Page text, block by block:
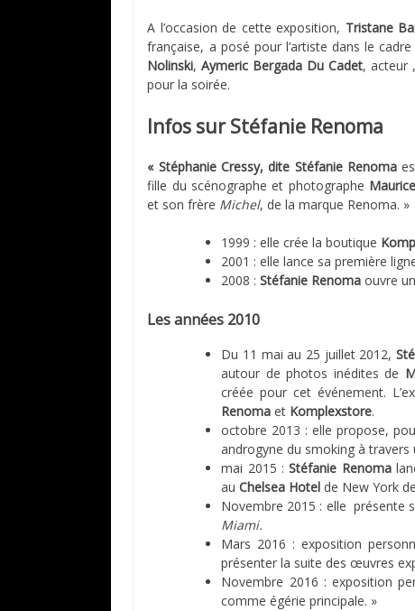
A l’occasion de cette exposition, Tristane
française, a posé pour l’artiste dans le
Nolinski,Aymeric Bergada Du Cadet, acteur
pour la soirée.
Infos sur Stéfanie Renoma
« Stéphanie Cressy, dite Stéfanie Renoma
fille du scénographe et photographe
et son frère Michel, de la marque Renoma. »
1999 : elle crée la boutique
2001 : elle lance sa première
2008 :Stéfanie Renoma ouvre
Les années 2010
Du 11 mai au 25 juillet 2012,
autour de photos inédites de
créée pour cet événement.
Renoma et Komplexstore.
octobre 2013 : elle propose,
androgyne du smoking à
mai 2015 :Stéfanie Renoma
auChelsea Hotel de New York
Novembre 2015 : elle présente
Miami.
Mars 2016 : exposition
présenter la suite des œuvres
Novembre 2016 : exposition
comme égérie principale. »